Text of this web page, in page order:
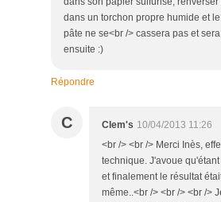
dans un torchon propre humide et
pâte ne se<br /> cassera pas et
ensuite :)
Répondre
C Clem's 10/04/2013 11:26
<br /> <br /> Merci Inès,
technique. J'avoue
et finalement le résultat
même..<br /> <br /> <br />